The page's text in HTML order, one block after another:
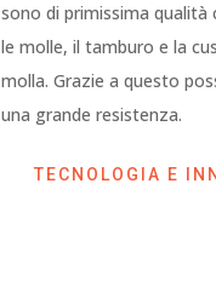
sono di primissima qualità
le molle, il tamburo e la
molla. Grazie a questo
una grande resistenza.
TECNOLOGIA E